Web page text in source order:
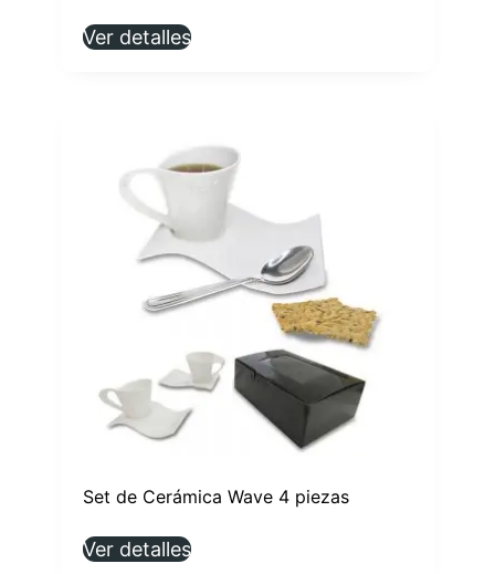
Ver detalles
Set de Cerámica Wave 4 piezas
Ver detalles